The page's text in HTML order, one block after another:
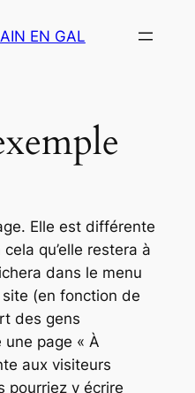
EN GAL
Elle est différente
qu’elle restera à
dans le menu
(en fonction de
des gens
page « À
aux visiteurs
pourriez y écrire